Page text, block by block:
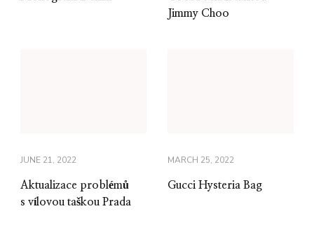
Jimmy Choo
JUNE 21, 2022
Aktualizace problémů
s vílovou taškou Prada
MARCH 25, 2022
Gucci Hysteria Bag